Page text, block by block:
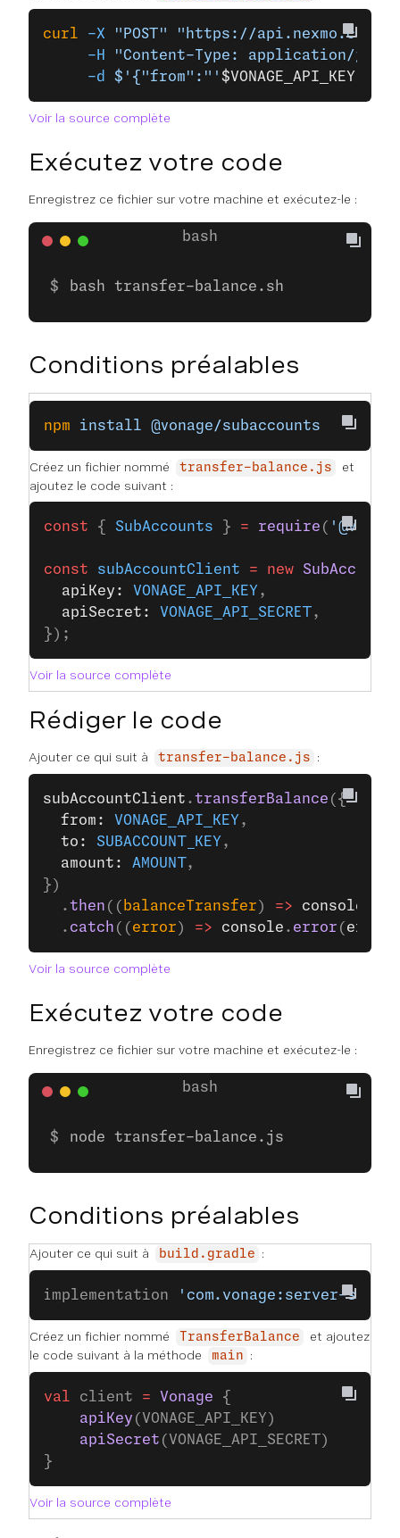
curl -X "POST"
"https://api.nexmo.com/
     -H
"Content-Type: application/json"
     -d
$'{"from":"' $VONAGE_API_KEY
Voir la source complète
Exécutez votre code
Enregistrez ce fichier sur votre machine et exécutez-le :
bash transfer-balance.sh
Conditions préalables
npm install @vonage/subaccounts
Créez un fichier nommé transfer-balance.js
et
ajoutez le code suivant :
const { SubAccounts } = require (
const subAccountClient = new SubAccounts
  apiKey:
VONAGE_API_KEY ,
  apiSecret:
VONAGE_API_SECRET,
});
Voir la source complète
Rédiger le code
Ajouter ce qui suit à transfer-balance.js :
subAccountClient .transferBalance ({
  from:
VONAGE_API_KEY ,
  to:
SUBACCOUNT_KEY ,
  amount:
AMOUNT,
})
  .
then (( balanceTransfer ) => console
  .
catch (( error ) => console . error ( error
Voir la source complète
Exécutez votre code
Enregistrez ce fichier sur votre machine et exécutez-le :
node transfer-balance.js
Conditions préalables
Ajouter ce qui suit à build.gradle :
implementation 'com.vonage:server-
Créez un fichier nommé TransferBalance
et ajoutez
le code suivant à la méthode
main :
val client = Vonage {
    apiKey
(VONAGE_API_KEY)
    apiSecret
(VONAGE_API_SECRET)
}
Voir la source complète